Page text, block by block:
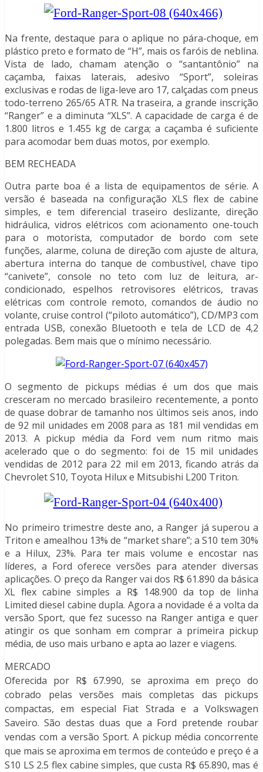
Na frente, destaque para o aplique no pára-choque, em
plástico preto e formato de “H”, mais os faróis de neblina.
Vista de lado, chamam atenção o “santantônio” na
caçamba, faixas laterais, adesivo “Sport”, soleiras
exclusivas e rodas de liga-leve aro 17, calçadas com pneus
todo-terreno 265/65 ATR. Na traseira, a grande inscrição
“Ranger” e a diminuta “XLS”. A capacidade de carga é de
1.800 litros e 1.455 kg de carga; a caçamba é suficiente
para acomodar bem duas motos, por exemplo.
BEM RECHEADA
Outra parte boa é a lista de equipamentos de série. A
versão é baseada na configuração XLS flex de cabine
simples, e tem diferencial traseiro deslizante, direção
hidráulica, vidros elétricos com acionamento one-touch
para o motorista, computador de bordo com sete
funções, alarme, coluna de direção com ajuste de altura,
abertura interna do tanque de combustível, chave tipo
“canivete”, console no teto com luz de leitura, ar-
condicionado, espelhos retrovisores elétricos, travas
elétricas com controle remoto, comandos de áudio no
volante, cruise control (“piloto automático”), CD/MP3 com
entrada USB, conexão Bluetooth e tela de LCD de 4,2
polegadas. Bem mais que o mínimo necessário.
O segmento de pickups médias é um dos que mais
cresceram no mercado brasileiro recentemente, a ponto
de quase dobrar de tamanho nos últimos seis anos, indo
de 92 mil unidades em 2008 para as 181 mil vendidas em
2013. A pickup média da Ford vem num ritmo mais
acelerado que o do segmento: foi de 15 mil unidades
vendidas de 2012 para 22 mil em 2013, ficando atrás da
Chevrolet S10, Toyota Hilux e Mitsubishi L200 Triton.
No primeiro trimestre deste ano, a Ranger já superou a
Triton e amealhou 13% de “market share”; a S10 tem 30%
e a Hilux, 23%. Para ter mais volume e encostar nas
líderes, a Ford oferece versões para atender diversas
aplicações. O preço da Ranger vai dos R$ 61.890 da básica
XL flex cabine simples a R$ 148.900 da top de linha
Limited diesel cabine dupla. Agora a novidade é a volta da
versão Sport, que fez sucesso na Ranger antiga e quer
atingir os que sonham em comprar a primeira pickup
média, de uso mais urbano e apta ao lazer e viagens.
MERCADO
Oferecida por R$ 67.990, se aproxima em preço do
cobrado pelas versões mais completas das pickups
compactas, em especial Fiat Strada e a Volkswagen
Saveiro. São destas duas que a Ford pretende roubar
vendas com a versão Sport. A pickup média concorrente
que mais se aproxima em termos de conteúdo e preço é a
S10 LS 2.5 flex cabine simples, que custa R$ 65.890, mas é